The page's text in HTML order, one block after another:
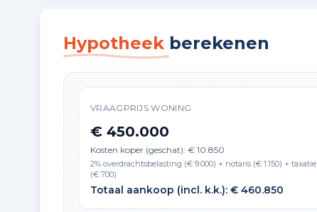
Hypotheek berekenen
VRAAGPRIJS WONING
€ 450.000
Kosten koper (geschat): € 10.850
2% overdrachtsbelasting (€ 9.000) + notaris (€ 1.150) + taxatie
(€ 700)
Totaal aankoop (incl. k.k.): € 460.850